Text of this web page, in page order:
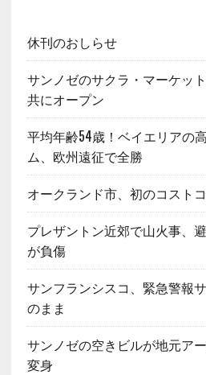
休刊のおしらせ
サンノゼのサクラ・マーケッ
共にオープン
平均年齢54歳！ベイエリアの
ム、欧州遠征で全勝
オークランド市、初のコスト
プレザントン近郊で山火事、
が負傷
サンフランシスコ、緊急警報
のまま
サンノゼの空きビルが地元ア
変身